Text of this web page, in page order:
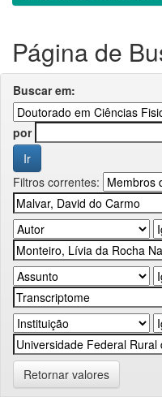
Página de
Buscar em:
por
Filtros correntes:
Retornar valores